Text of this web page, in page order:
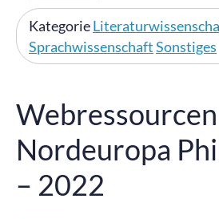
Kategorie
SprachwissenschaftSonstiges
Nordeuropa
– 2022